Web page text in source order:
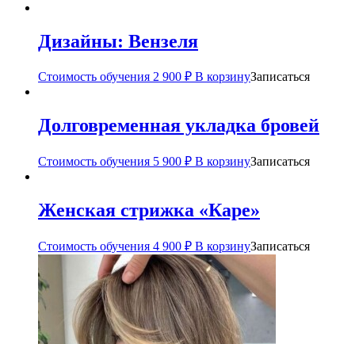
Дизайны: Вензеля
Стоимость обучения 2 900 ₽ В корзинуЗаписаться
Долговременная укладка бровей
Стоимость обучения 5 900 ₽ В корзинуЗаписаться
Женская стрижка «Каре»
Стоимость обучения 4 900 ₽ В корзинуЗаписаться